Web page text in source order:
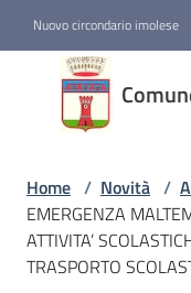
Nuovo circondario imolese
Comune di
Amministrazione
Novità
Home / Novità /
EMERGENZA
ATTIVITA’
TRASPORTO